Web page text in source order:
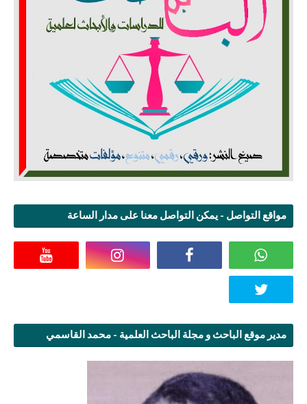
مواقع التواصل - يمكن التواصل معنا على مدار الساعة
مدير موقع الباحث و مجلة الباحث العلمية - محمد القاسمي